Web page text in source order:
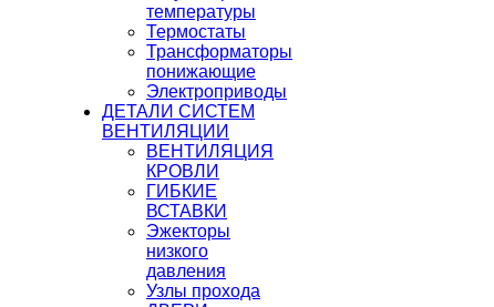
температуры
Термостаты
Трансформаторы
понижающие
Электроприводы
ДЕТАЛИ СИСТЕМ
ВЕНТИЛЯЦИИ
ВЕНТИЛЯЦИЯ
КРОВЛИ
ГИБКИЕ
ВСТАВКИ
Эжекторы
низкого
давления
Узлы прохода